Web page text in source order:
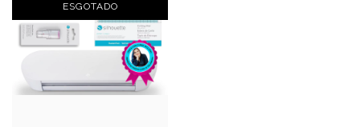
ESGOTADO